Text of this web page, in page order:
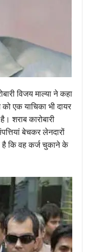
विजय माल्या ने कहा
एक याचिका भी दायर
शराब कारोबारी
बेचकर लेनदारों
है कि वह कर्ज चुकाने के